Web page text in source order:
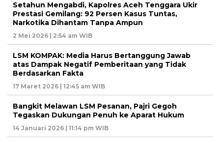
Setahun Mengabdi, Kapolres Aceh Tenggara Ukir
Prestasi Gemilang: 92 Persen Kasus Tuntas,
Narkotika Dihantam Tanpa Ampun
2 Mei 2026 | 2:54 am WIB
LSM KOMPAK: Media Harus Bertanggung Jawab
atas Dampak Negatif Pemberitaan yang Tidak
Berdasarkan Fakta
17 Maret 2026 | 12:45 am WIB
Bangkit Melawan LSM Pesanan, Pajri Gegoh
Tegaskan Dukungan Penuh ke Aparat Hukum
14 Januari 2026 | 11:14 pm WIB